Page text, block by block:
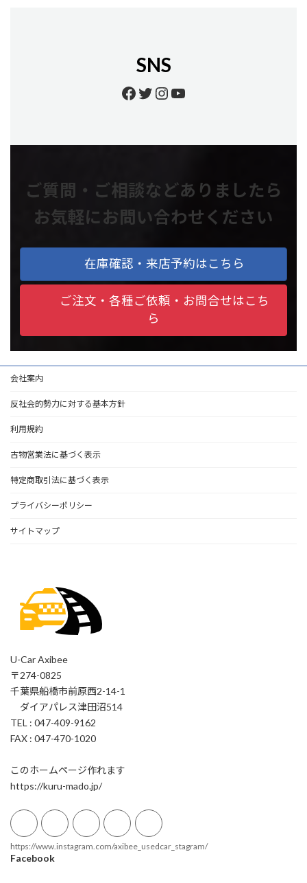
SNS
Facebook
Twitter
Instagram
YouTube
ご質問・ご相談などありましたら
お気軽にお問い合わせください
在庫確認・来店予約はこちら
ご注文・各種ご依頼・お問合せはこち
ら
会社案内
反社会的勢力に対する基本方針
利用規約
古物営業法に基づく表示
特定商取引法に基づく表示
プライバシーポリシー
サイトマップ
U-Car Axibee
〒274-0825
千葉県船橋市前原西2-14-1
ダイアパレス津田沼514
TEL : 047-409-9162
FAX : 047-470-1020
このホームページ作れます
https://kuru-mado.jp/
https://www.instagram.com/axibee_usedcar_stagram/
Facebook